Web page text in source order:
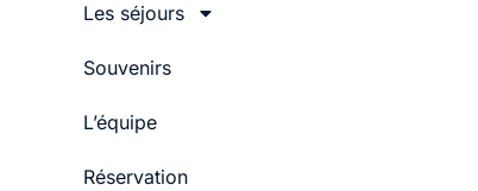
Les séjours
Souvenirs
L’équipe
Réservation